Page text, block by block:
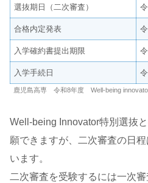
選抜期日（二次審査）
合格内定発表
入学確約書提出期限
入学手続日
鹿児島高専 令和8年度 Well-being
Well-being Innovator特別選抜
願できますが、二次審査の日
います。
二次審査を受験するには一次